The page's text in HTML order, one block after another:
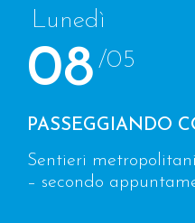
Lunedì
08 /05
PASSEGGIANDO
Sentieri
– secondo